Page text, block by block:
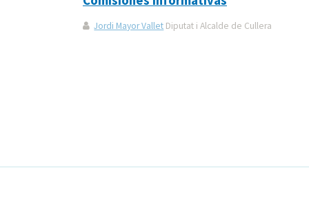
Jordi Mayor Vallet Diputat i Alcalde de Cullera